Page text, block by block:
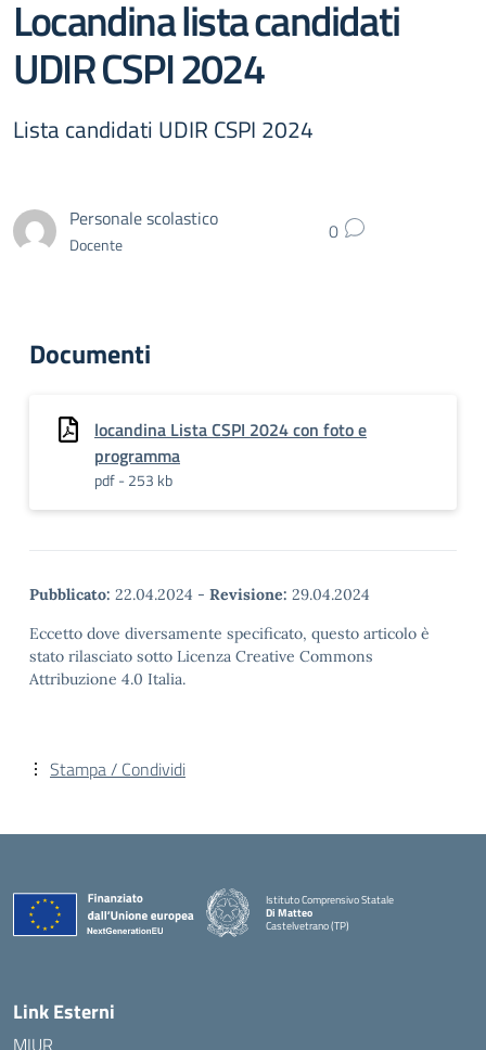
Locandina lista candidati
UDIR CSPI 2024
Lista candidati UDIR CSPI 2024
Personale scolastico
Docente 0
Documenti
locandina Lista CSPI 2024 con foto e
programma
pdf - 253 kb
Pubblicato: 22.04.2024 - Revisione: 29.04.2024
Eccetto dove diversamente specificato, questo articolo è
stato rilasciato sotto Licenza Creative Commons
Attribuzione 4.0 Italia.
Stampa / Condividi
Istituto Comprensivo Statale
Di Matteo
Castelvetrano (TP)
Link Esterni
MIUR